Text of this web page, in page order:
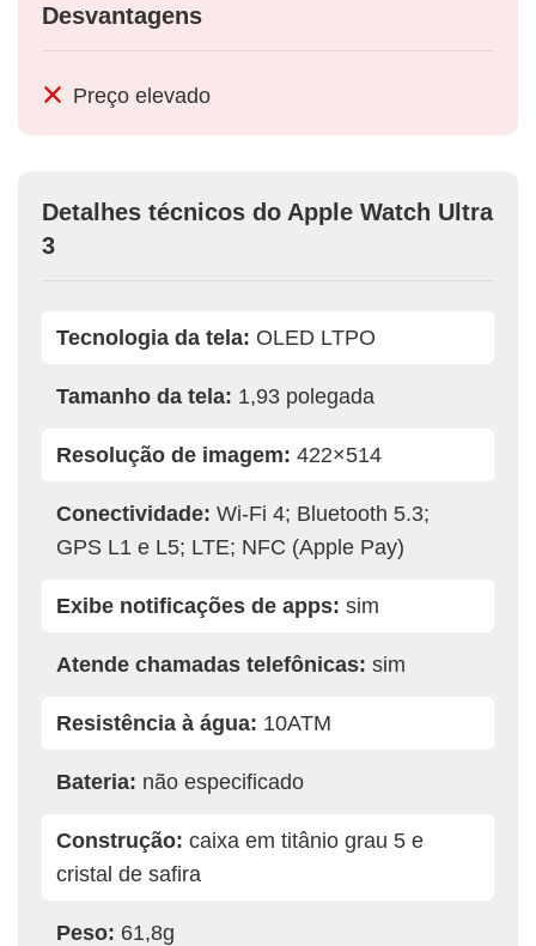
Desvantagens
Preço elevado
Detalhes técnicos do Apple Watch Ultra
3
Tecnologia da tela: OLED LTPO
Tamanho da tela: 1,93 polegada
Resolução de imagem: 422×514
Conectividade: Wi-Fi 4; Bluetooth 5.3;
GPS L1 e L5; LTE; NFC (Apple Pay)
Exibe notificações de apps: sim
Atende chamadas telefônicas: sim
Resistência à água: 10ATM
Bateria: não especificado
Construção: caixa em titânio grau 5 e
cristal de safira
Peso: 61,8g